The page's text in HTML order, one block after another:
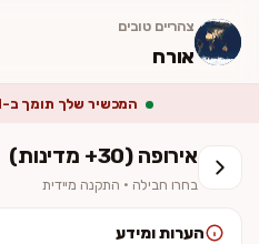
צהריים טובים
אורח
המכשיר שלך תומך ב-eSIM · הפעלה מיידית
אירופה (30+ מדינות)
בחרו חבילה · התקנה מיידית
הערות ומידע